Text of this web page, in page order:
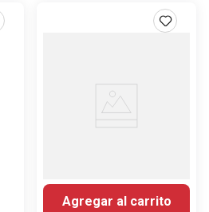
Agregar al carrito